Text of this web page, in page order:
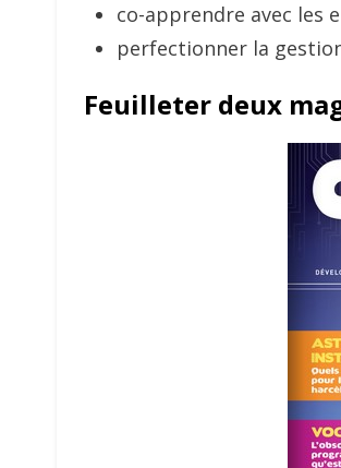
co-apprendre avec les
perfectionner la
Feuilleter deux